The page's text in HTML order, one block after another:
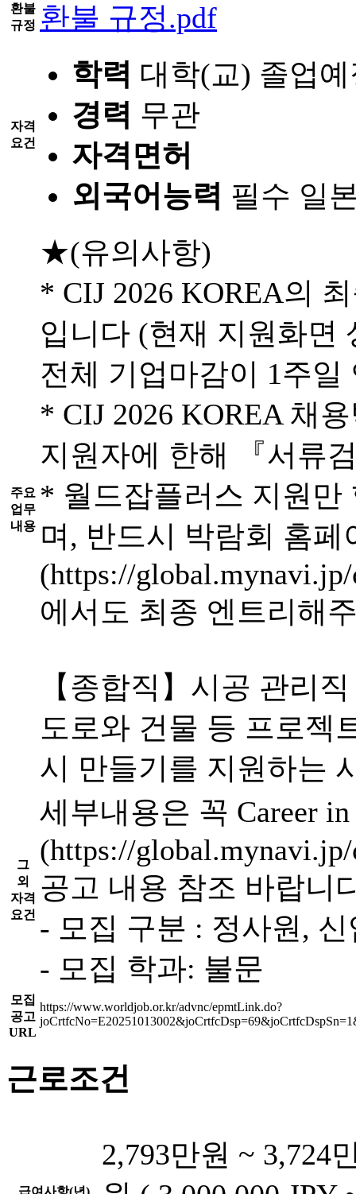
환불
규정 환불 규정.pdf
자격
요건
학력 대학(교) 졸업
경력 무관
자격면허
외국어능력 필수 일
주요
업무
내용
★(유의사항)
* CIJ 2026 KOREA의
입니다 (현재 지원화면
전체 기업마감이 1주일
* CIJ 2026 KOREA 채
지원자에 한해 『서류
* 월드잡플러스 지원만
며, 반드시 박람회 홈페
(https://
에서도 최종 엔트리해
【종합직】시공 관리직
도로와 건물 등 프로젝
시 만들기를 지원하는
그
외
자격
요건
세부내용은 꼭 Career
(https://
공고 내용 참조 바랍니
- 모집 구분 : 정사원,
- 모집 학과: 불문
모집
공고
URL
https://www.worldjob.or.kr/advnc/epmtLink.do?
근로조건
2,793만원 ~ 3,724